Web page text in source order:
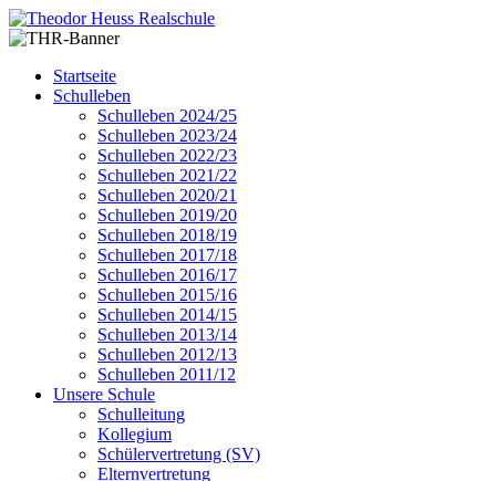
Startseite
Schulleben
Schulleben 2024/25
Schulleben 2023/24
Schulleben 2022/23
Schulleben 2021/22
Schulleben 2020/21
Schulleben 2019/20
Schulleben 2018/19
Schulleben 2017/18
Schulleben 2016/17
Schulleben 2015/16
Schulleben 2014/15
Schulleben 2013/14
Schulleben 2012/13
Schulleben 2011/12
Unsere Schule
Schulleitung
Kollegium
Schülervertretung (SV)
Elternvertretung